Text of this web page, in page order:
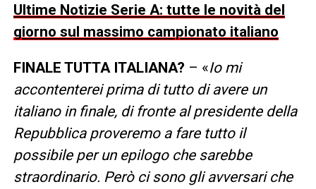
Ultime Notizie Serie A: tutte le novità del
giorno sul massimo campionato italiano
FINALE TUTTA ITALIANA? – «Io mi
accontenterei prima di tutto di avere un
italiano in finale, di fronte al presidente della
Repubblica proveremo a fare tutto il
possibile per un epilogo che sarebbe
straordinario. Però ci sono gli avversari che